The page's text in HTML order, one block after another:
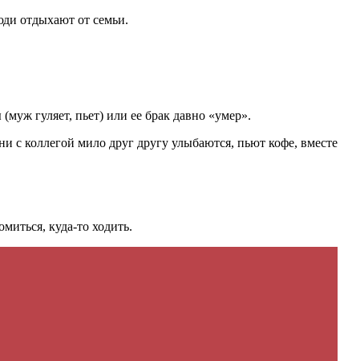
отдыхают от семьи.
гуляет, пьет) или ее брак давно «умер».
с коллегой мило друг другу улыбаются, пьют кофе, вместе
куда-то ходить.